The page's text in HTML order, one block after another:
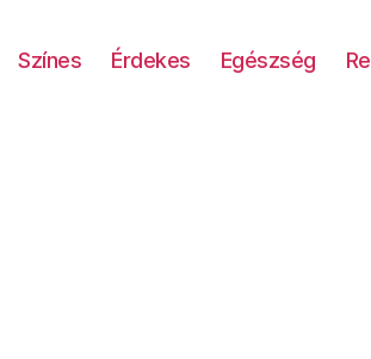
Színes Érdekes Egészség